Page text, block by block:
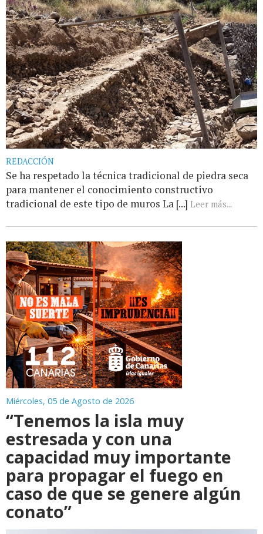
REDACCIÓN
Se ha respetado la técnica tradicional de piedra seca
para mantener el conocimiento constructivo
tradicional de este tipo de muros La [...] Leer más...
Miércoles, 05 de Agosto de 2026
“Tenemos la isla muy
estresada y con una
capacidad muy importante
para propagar el fuego en
caso de que se genere algún
conato”